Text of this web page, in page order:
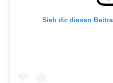
Sieh dir diesen